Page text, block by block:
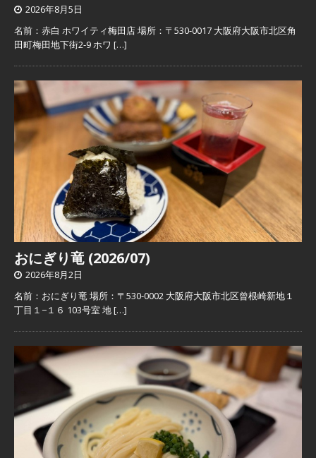
2026年8月5日
名前：赤白 ホワイティ梅田店 場所：〒530-0017 大阪府大阪市北区角
田町梅田地下街2-9 ホワ […]
おにぎり竜 (2026/07)
2026年8月2日
名前：おにぎり竜 場所：〒530-0002 大阪府大阪市北区曾根崎新地１
丁目１−１６ 103号室 地[…]